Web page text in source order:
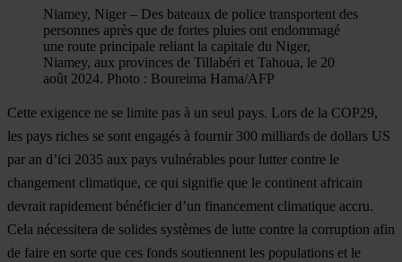
Niamey, Niger – Des bateaux de police transportent des
personnes après que de fortes pluies ont endommagé
une route principale reliant la capitale du Niger,
Niamey, aux provinces de Tillabéri et Tahoua, le 20
août 2024. Photo : Boureima Hama/AFP
Cette exigence ne se limite pas à un seul pays. Lors de la COP29,
les pays riches se sont engagés à fournir 300 milliards de dollars US
par an d’ici 2035 aux pays vulnérables pour lutter contre le
changement climatique, ce qui signifie que le continent africain
devrait rapidement bénéficier d’un financement climatique accru.
Cela nécessitera de solides systèmes de lutte contre la corruption afin
de faire en sorte que ces fonds soutiennent les populations et le